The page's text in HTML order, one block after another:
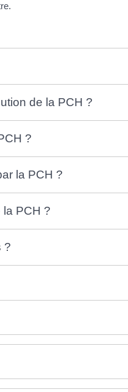
de la PCH ?
?
la PCH ?
la PCH ?
?